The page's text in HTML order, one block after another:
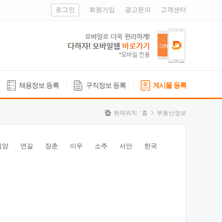
로그인 회원가입 광고문의 고객센터
채용정보 등록 구직정보 등록 게시물 등록
현재위치 : 홈 부동산정보
양 연길 장춘 이우 소주 서안 한국